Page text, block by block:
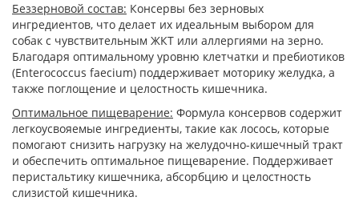
Беззерновой состав: Консервы без зерновых
ингредиентов, что делает их идеальным выбором для
собак с чувствительным ЖКТ или аллергиями на зерно.
Благодаря оптимальному уровню клетчатки и пребиотиков
(Enterococcus faecium) поддерживает моторику желудка, а
также поглощение и целостность кишечника.
Оптимальное пищеварение: Формула консервов содержит
легкоусвояемые ингредиенты, такие как лосось, которые
помогают снизить нагрузку на желудочно-кишечный тракт
и обеспечить оптимальное пищеварение. Поддерживает
перистальтику кишечника, абсорбцию и целостность
слизистой кишечника.